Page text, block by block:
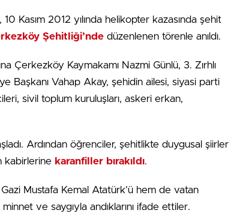
10 Kasım 2012 yılında helikopter kazasında şehit
Şehitliği’nde düzenlenen törenle anıldı.
Çerkezköy Kaymakamı Nazmi Günlü, 3. Zırhlı
Başkanı Vahap Akay, şehidin ailesi, siyasi parti
sivil toplum kuruluşları, askeri erkan,
Ardından öğrenciler, şehitlikte duygusal şiirler
kabirlerine karanfiller bırakıldı.
Mustafa Kemal Atatürk’ü hem de vatan
ve saygıyla andıklarını ifade ettiler.